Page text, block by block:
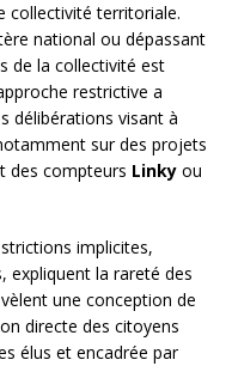
collectivité territoriale.
national ou dépassant
de la collectivité est
restrictive a
délibérations visant à
sur des projets
des compteurs Linky ou
implicites,
expliquent la rareté des
une conception de
directe des citoyens
élus et encadrée par